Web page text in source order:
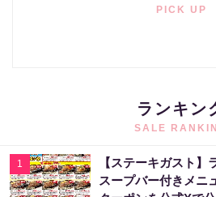
PICK UP
ランキン
SALE
1
【ステーキガスト】
スープバー付きメニ